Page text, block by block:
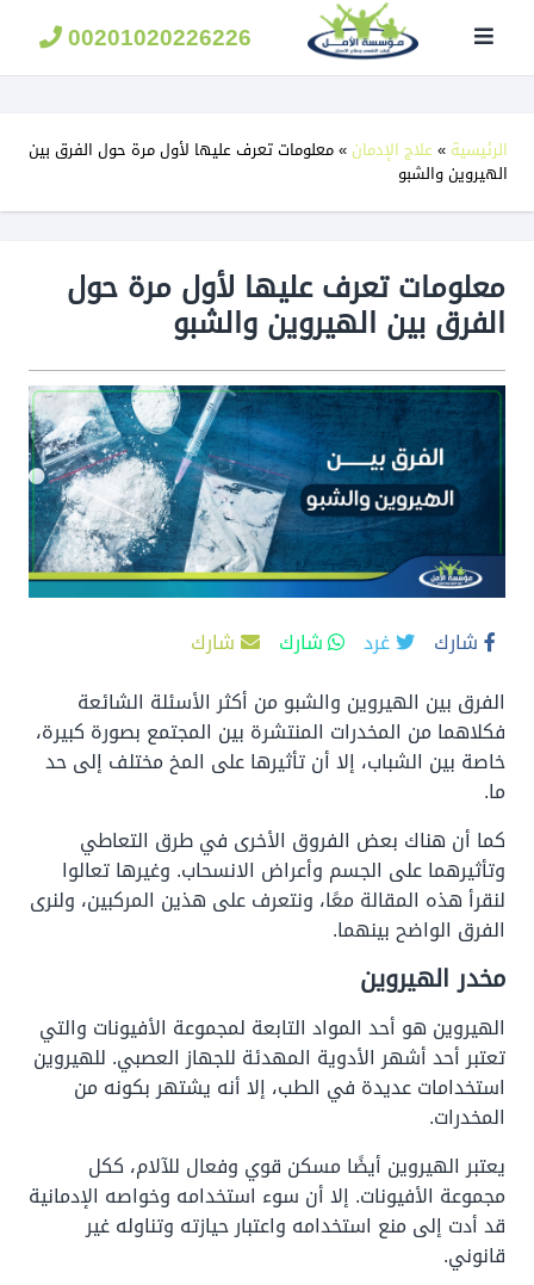
الامل
لعلاج
00201020226226
الرئيسية » علاج الإدمان »معلومات تعرف عليها لأول مرة حول الفرق بين
الهيروين والشبو
معلومات تعرف عليها لأول مرة حول
الفرق بين الهيروين والشبو
شارك غرد شارك
شارك
الفرق بين الهيروين والشبو من أكثر الأسئلة الشائعة
فكلاهما من المخدرات المنتشرة بين المجتمع بصورة كبيرة،
خاصة بين الشباب، إلا أن تأثيرها على المخ مختلف إلى حد
ما.
كما أن هناك بعض الفروق الأخرى في طرق التعاطي
وتأثيرهما على الجسم وأعراض الانسحاب. وغيرهاتعالوا
لنقرأ هذه المقالة معًا، ونتعرف على هذين المركبين، ولنرى
الفرق الواضح بينهما.
مخدر الهيروين
الهيروين هو أحد المواد التابعة لمجموعة الأفيونات والتي
تعتبر أحد أشهر الأدوية المهدئة للجهاز العصبي. للهيروين
استخدامات عديدة في الطب، إلا أنه يشتهر بكونه من
المخدرات.
يعتبر الهيروين أيضًا مسكن قوي وفعال للآلام، ككل
مجموعة الأفيونات. إلا أن سوء استخدامه وخواصه الإدمانية
قد أدت إلى منع استخدامه واعتبار حيازته وتناوله غير
قانوني.